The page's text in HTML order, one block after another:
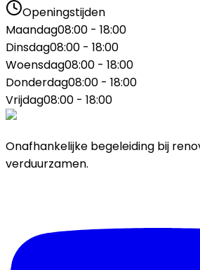
Openingstijden
Maandag08:00 - 18:00
Dinsdag08:00 - 18:00
Woensdag08:00 - 18:00
Donderdag08:00 - 18:00
Vrijdag08:00 - 18:00
Onafhankelijke begeleiding bij
verduurzamen.